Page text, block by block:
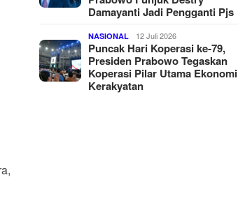
Damayanti Jadi Pengganti Pjs
NASIONAL 12 Juli 2026
Puncak Hari Koperasi ke-79,
Presiden Prabowo Tegaskan
Koperasi Pilar Utama Ekonomi
Kerakyatan